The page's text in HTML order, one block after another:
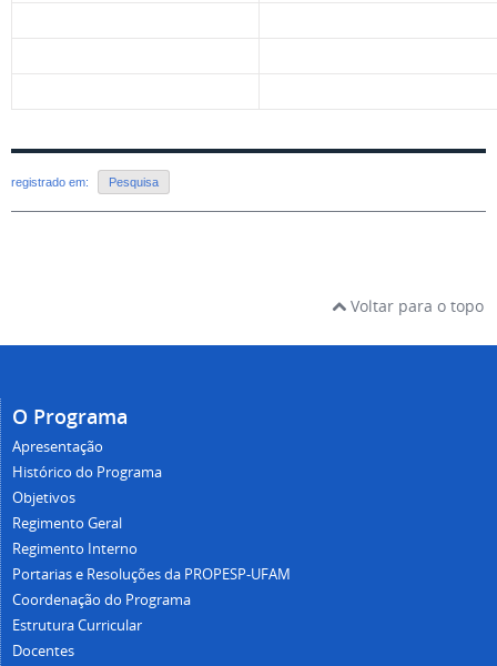
registrado em: Pesquisa
Voltar para o topo
O Programa
Apresentação
Histórico do Programa
Objetivos
Regimento Geral
Regimento Interno
Portarias e Resoluções da PROPESP-UFAM
Coordenação do Programa
Estrutura Curricular
Docentes